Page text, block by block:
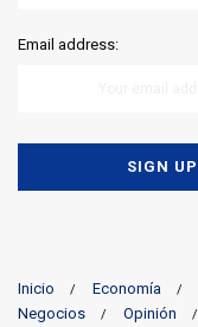
Email address:
Inicio Economía
Negocios
Opinión